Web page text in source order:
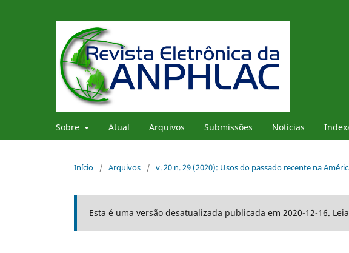
Sobre Atual Arquivos Submissões Notícias
Início / Arquivos / v. 20 n. 29 (2020): Usos do passado recente na
Esta é uma versão desatualizada publicada em 2020-12-16.